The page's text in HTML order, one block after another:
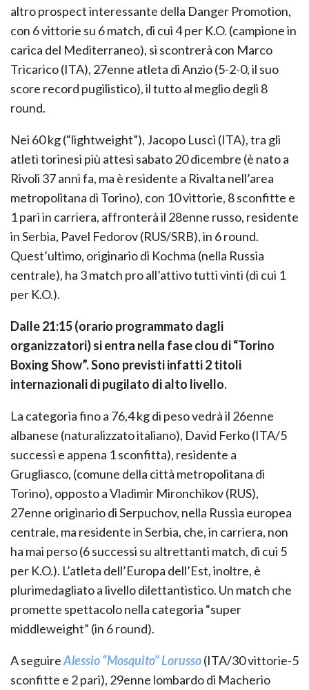
altro prospect interessante della Danger Promotion,
con 6 vittorie su 6 match, di cui 4 per K.O. (campione in
carica del Mediterraneo), si scontrerà con Marco
Tricarico (ITA), 27enne atleta di Anzio (5-2-0, il suo
score record pugilistico), il tutto al meglio degli 8
round.
Nei 60 kg (“lightweight”), Jacopo Lusci (ITA), tra gli
atleti torinesi più attesi sabato 20 dicembre (è nato a
Rivoli 37 anni fa, ma è residente a Rivalta nell’area
metropolitana di Torino), con 10 vittorie, 8 sconfitte e
1 pari in carriera, affronterà il 28enne russo, residente
in Serbia, Pavel Fedorov (RUS/SRB), in 6 round.
Quest’ultimo, originario di Kochma (nella Russia
centrale), ha 3 match pro all’attivo tutti vinti (di cui 1
per K.O.).
Dalle 21:15 (orario programmato dagli
organizzatori) si entra nella fase clou di “Torino
Boxing Show”. Sono previsti infatti 2 titoli
internazionali di pugilato di alto livello.
La categoria fino a 76,4 kg di peso vedrà il 26enne
albanese (naturalizzato italiano), David Ferko (ITA/5
successi e appena 1 sconfitta), residente a
Grugliasco, (comune della città metropolitana di
Torino), opposto a Vladimir Mironchikov (RUS),
27enne originario di Serpuchov, nella Russia europea
centrale, ma residente in Serbia, che, in carriera, non
ha mai perso (6 successi su altrettanti match, di cui 5
per K.O.). L’atleta dell’Europa dell’Est, inoltre, è
plurimedagliato a livello dilettantistico. Un match che
promette spettacolo nella categoria “super
middleweight” (in 6 round).
A seguireAlessio “Mosquito” Lorusso(ITA/30 vittorie-5
sconfitte e 2 pari), 29enne lombardo di Macherio